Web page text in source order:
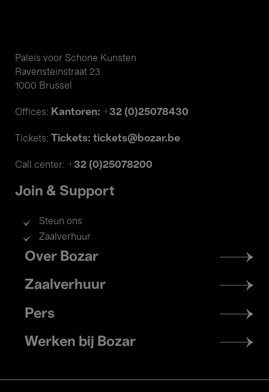
Paleis voor Schone Kunsten
Ravensteinstraat 23
1000 Brussel
Offices: Kantoren: +32 (0)25078430
Tickets: Tickets: tickets@bozar.be
Call center: +32 (0)25078200
Join & Support
Steun ons
Zaalverhuur
Footer
menu
Over Bozar
Zaalverhuur
Pers
Werken bij Bozar